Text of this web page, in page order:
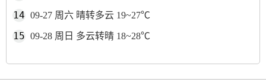
09-27 周六 晴转多云 19~27℃
09-28 周日 多云转晴 18~28℃